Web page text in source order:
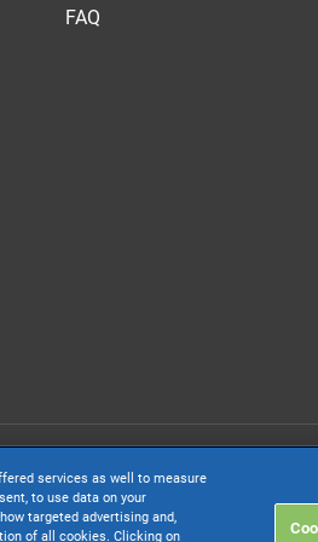
FAQ
all’attività di direzione e coordinamento di
- P.I. 01035310414
61122 Pesaro (PU) - Tutti i diritti riservati
services as well to measure
to use data on your
targeted advertising and,
of all cookies. Clicking on